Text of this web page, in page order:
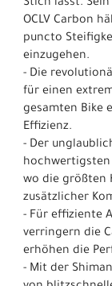
Stich lässt.
OCLV Carbon
puncto
einzugehen.
- Die
für einen
gesamten Bike
Effizienz.
- Der
hochwertigsten
wo die größten
zusätzlicher
- Für effiziente
verringern die
erhöhen die
- Mit der